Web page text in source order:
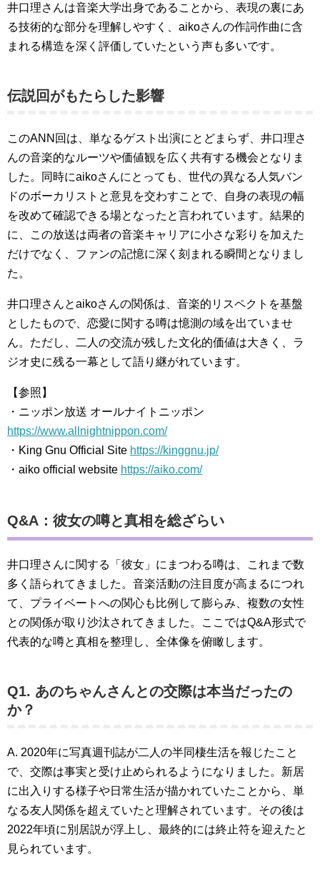
井口理さんは音楽大学出身であることから、表現の裏にあ
る技術的な部分を理解しやすく、aikoさんの作詞作曲に含
まれる構造を深く評価していたという声も多いです。
伝説回がもたらした影響
このANN回は、単なるゲスト出演にとどまらず、井口理さ
んの音楽的なルーツや価値観を広く共有する機会となりま
した。同時にaikoさんにとっても、世代の異なる人気バン
ドのボーカリストと意見を交わすことで、自身の表現の幅
を改めて確認できる場となったと言われています。結果的
に、この放送は両者の音楽キャリアに小さな彩りを加えた
だけでなく、ファンの記憶に深く刻まれる瞬間となりまし
た。
井口理さんとaikoさんの関係は、音楽的リスペクトを基盤
としたもので、恋愛に関する噂は憶測の域を出ていませ
ん。ただし、二人の交流が残した文化的価値は大きく、ラ
ジオ史に残る一幕として語り継がれています。
【参照】
・ニッポン放送 オールナイトニッポン
https://www.allnightnippon.com/
・King Gnu Official Site https://kinggnu.jp/
・aiko official website https://aiko.com/
Q&A：彼女の噂と真相を総ざらい
井口理さんに関する「彼女」にまつわる噂は、これまで数
多く語られてきました。音楽活動の注目度が高まるにつれ
て、プライベートへの関心も比例して膨らみ、複数の女性
との関係が取り沙汰されてきました。ここではQ&A形式で
代表的な噂と真相を整理し、全体像を俯瞰します。
Q1. あのちゃんさんとの交際は本当だったの
か？
A. 2020年に写真週刊誌が二人の半同棲生活を報じたこと
で、交際は事実と受け止められるようになりました。新居
に出入りする様子や日常生活が描かれていたことから、単
なる友人関係を超えていたと理解されています。その後は
2022年頃に別居説が浮上し、最終的には終止符を迎えたと
見られています。